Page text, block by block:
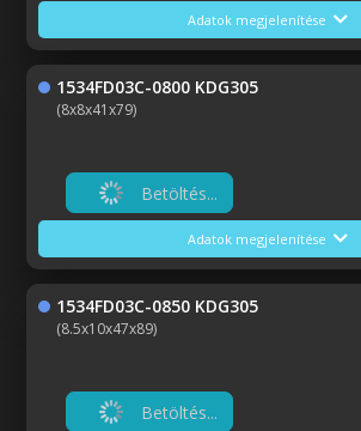
Adatok megjelenítése
1534FD03C-0800 KDG305
(8x8x41x79)
Betöltés...
Adatok megjelenítése
1534FD03C-0850 KDG305
(8.5x10x47x89)
Betöltés...